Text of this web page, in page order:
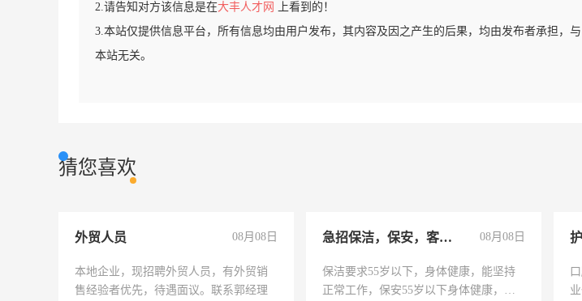
2.请告知对方该信息是在大丰人才网
上看到的！
3.本站仅提供信息平台，所有信息均由用户发布，其内容及因之产生的后果，均由发布者承担，与
本站无关。
猜您喜欢
外贸人员 08月08日
本地企业，现招聘外贸人员，有外贸销
售经验者优先，待遇面议。联系郭经理
急招保洁，保安，客服，工程 08月08日
保洁要求55岁以下，身体健康，能坚持
正常工作，保安55岁以下身体健康，有